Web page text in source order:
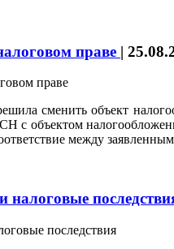
праве |
сменить объект
с объектом
между
налоговые